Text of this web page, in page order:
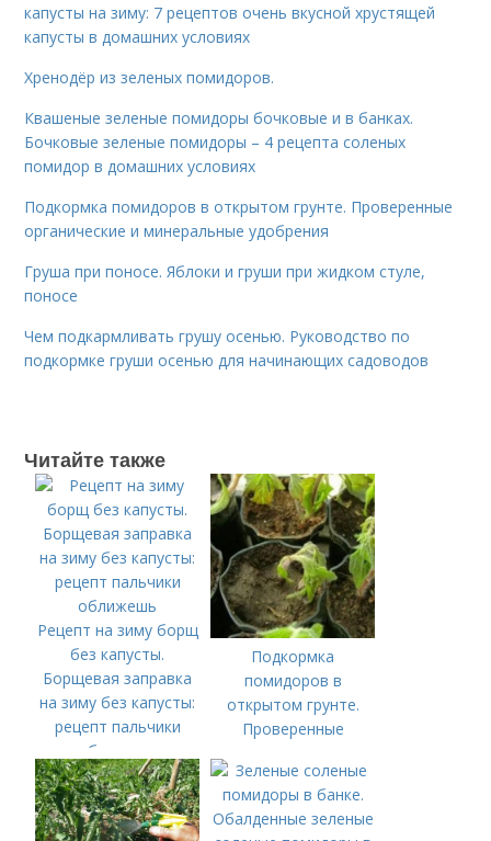
капусты на зиму: 7 рецептов очень вкусной хрустящей
капусты в домашних условиях
Хренодёр из зеленых помидоров.
Квашеные зеленые помидоры бочковые и в банках.
Бочковые зеленые помидоры – 4 рецепта соленых
помидор в домашних условиях
Подкормка помидоров в открытом грунте. Проверенные
органические и минеральные удобрения
Груша при поносе. Яблоки и груши при жидком стуле,
поносе
Чем подкармливать грушу осенью. Руководство по
подкормке груши осенью для начинающих садоводов
Читайте также
Рецепт на зиму борщ
без капусты.
Борщевая заправка
на зиму без капусты:
рецепт пальчики
оближешь
Подкормка
помидоров в
открытом грунте.
Проверенные
минеральные
удобрения